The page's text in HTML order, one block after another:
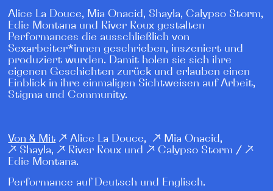
Alice La Douce, Mia Onacid, Shayla, Calypso Storm,
Edie Montana und River Roux gestalten
Performances die ausschließlich von
Sexarbeiter*innen geschrieben, inszeniert und
produziert wurden. Damit holen sie sich ihre
eigenen Geschichten zurück und erlauben einen
Einblick in ihre einmaligen Sichtweisen auf Arbeit,
Stigma und Community.
Von & Mit ↗Alice La Douce, ↗ Mia Onacid,
↗ Shayla, ↗ River Roux und ↗Calypso Storm / ↗
Edie Montana.
Performance auf Deutsch und Englisch.